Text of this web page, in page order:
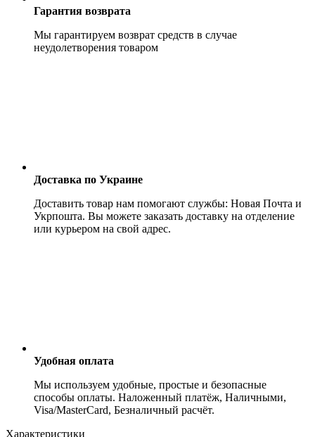
Гарантия возврата
Мы гарантируем возврат средств в случае
неудолетворения товаром
Доставка по Украине
Доставить товар нам помогают службы: Новая Почта и
Укрпошта. Вы можете заказать доставку на отделение
или курьером на свой адрес.
Удобная оплата
Мы используем удобные, простые и безопасные
способы оплаты. Наложенный платёж, Наличными,
Visa/MasterCard, Безналичный расчёт.
Характеристики